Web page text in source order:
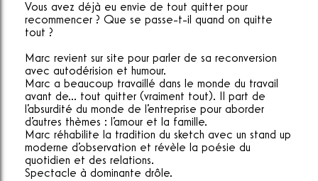
Vous avez déjà eu envie de tout quitter pour
recommencer ? Que se passe-t-il quand on quitte
tout ?
Marc revient sur site pour parler de sa reconversion
avec autodérision et humour.
Marc a beaucoup travaillé dans le monde du travail
avant de... tout quitter (vraiment tout). Il part de
l'absurdité du monde de l'entreprise pour aborder
d'autres thèmes : l'amour et la famille.
Marc réhabilite la tradition du sketch avec un stand up
moderne d'observation et révèle la poésie du
quotidien et des relations.
Spectacle à dominante drôle.